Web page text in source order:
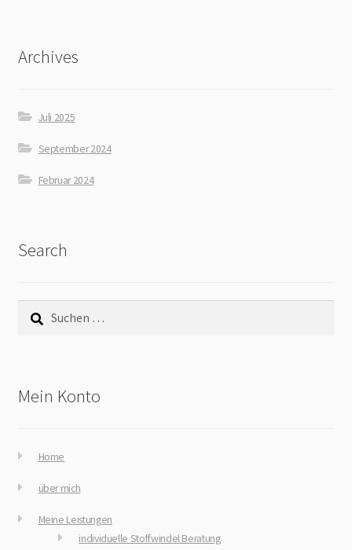
Archives
Juli 2025
September 2024
Februar 2024
Search
Mein Konto
Home
über mich
Meine Leistungen
individuelle Stoffwindel Beratung